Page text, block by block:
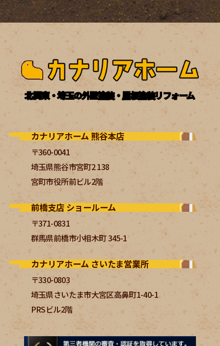
北関東・埼玉の外壁塗装・屋根塗装リフォーム
カナリアホーム 熊谷本店
〒360-0041
埼玉県熊谷市宮町2 138
宮町市役所前ビル2階
前橋支店 ショールーム
〒371-0831
群馬県前橋市小相木町 345-1
カナリアホーム さいたま営業所
〒330-0803
埼玉県さいたま市大宮区高鼻町1-40-1
PRSビル2階